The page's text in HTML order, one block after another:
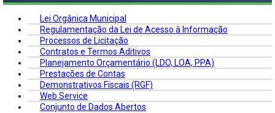
Lei Orgânica Municipal
Regulamentação da Lei de Acesso à Informação
Processos de Licitação
Contratos e Termos Aditivos
Planejamento Orçamentário (LDO, LOA, PPA)
Prestações de Contas
Demonstrativos Fiscais (RGF)
Web Service
Conjunto de Dados Abertos